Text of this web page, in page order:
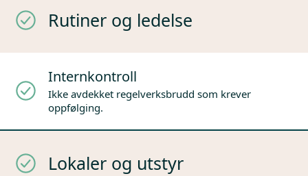
Rutiner og ledelse
Internkontroll
Ikke avdekket regelverksbrudd som krever
oppfølging.
Lokaler og utstyr